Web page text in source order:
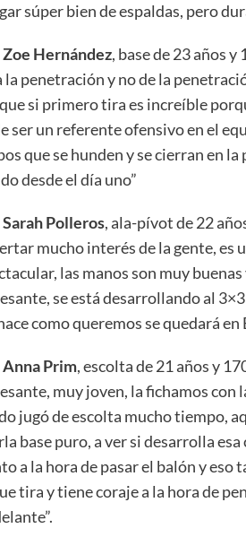
súper bien de espaldas, pero
Zoe Hernández, base de 23 años
la penetración y no de la
si primero tira es increíble
ser un referente ofensivo en el
que se hunden y se cierran en
desde el día uno”
Sarah Polleros, ala-pívot de 22
mucho interés de la gente, es
las manos son muy
se está desarrollando al
como queremos se quedará en
Anna Prim, escolta de 21 años y
muy joven, la fichamos con
jugó de escolta mucho tiempo,
base puro, a ver si desarrolla
a la hora de pasar el balón y eso
tira y tiene coraje a la hora de